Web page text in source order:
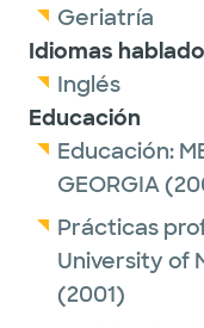
She is
healthcare
and annual
Dr. Davidson is
Medical
Outside of
Geriatría
Idiomas
Inglés
Educación
Educación:
GEORGIA
Prácticas
University of
(2001)